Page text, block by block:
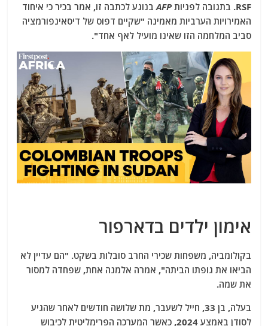
RSF. בתגובה לפניות
AFPבנוגע לכתבה זו, אמר בכיר כי איחוד
האמירויות הערביות מאמינה "שקיים דפוס של דיסאינפורמציה
סביב המלחמה הזו שאינו מועיל לאף אחד".
אימון ילדים בדארפור
בקולומביה, משפחות שכירי החרב סובלות בשקט. "הם עדיין לא
הביאו את גופתו הביתה", אמרה אלמנה אחת, שפחדה למסור
את שמה.
בעלה, בן 33, חייל לשעבר, מת שלושה חודשים לאחר שהגיע
לסודן באמצע 2024, כאשר המערכה הפרימליטית לכיבוש